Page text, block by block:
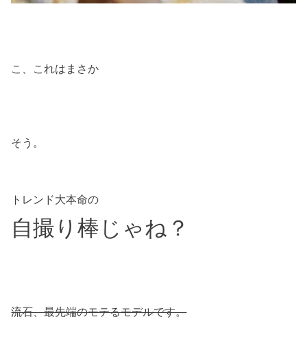
こ、これはまさか
そう。
トレンド大本命の
自撮り棒じゃね？
流石、最先端のモテるモデルです。